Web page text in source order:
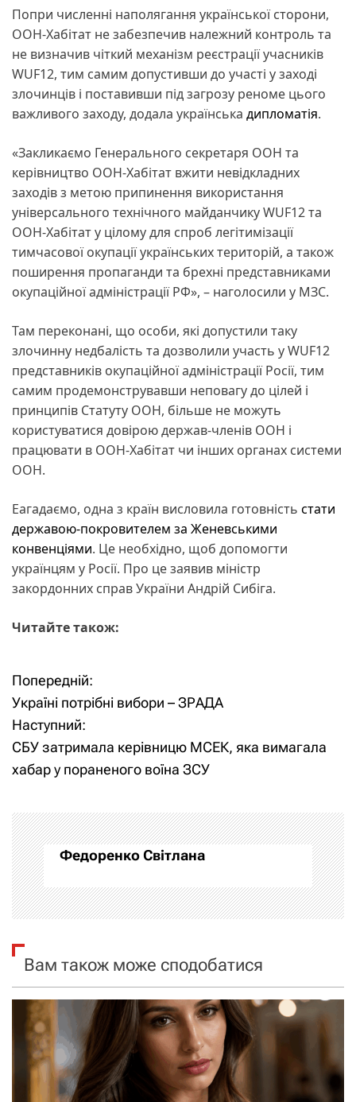
Попри численні наполягання української сторони,
ООН-Хабітат не забезпечив належний контроль та
не визначив чіткий механізм реєстрації учасників
WUF12, тим самим допустивши до участі у заході
злочинців і поставивши під загрозу реноме цього
важливого заходу, додала українська дипломатія.
«Закликаємо Генерального секретаря ООН та
керівництво ООН-Хабітат вжити невідкладних
заходів з метою припинення використання
універсального технічного майданчику WUF12 та
ООН-Хабітат у цілому для спроб легітимізації
тимчасової окупації українських територій, а також
поширення пропаганди та брехні представниками
окупаційної адміністрації РФ», – наголосили у МЗС.
Там переконані, що особи, які допустили таку
злочинну недбалість та дозволили участь у WUF12
представників окупаційної адміністрації Росії, тим
самим продемонструвавши неповагу до цілей і
принципів Статуту ООН, більше не можуть
користуватися довірою держав-членів ООН і
працювати в ООН-Хабітат чи інших органах системи
ООН.
Еагадаємо, одна з країн висловила готовність стати
державою-покровителем за Женевськими
конвенціями. Це необхідно, щоб допомогти
українцям у Росії. Про це заявив міністр
закордонних справ України Андрій Сибіга.
Читайте також:
Н
а
в
г
а
ц
і
я
з
Попередній:
Україні потрібні вибори – ЗРАДА
Наступний:
СБУ затримала керівницю МСЕК, яка вимагала
хабар у пораненого воїна ЗСУ
Федоренко Світлана
Вам також може сподобатися